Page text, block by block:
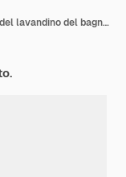
Donna in guanti che pulisce il rubinetto del lavandino del bagno con il primo piano della spugna